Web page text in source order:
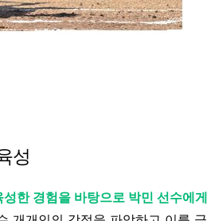
성
한 경험을 바탕으로 박민 선수에게